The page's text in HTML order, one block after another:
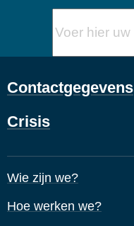
hier
in
Contactgegevens
Crisis
Wie zijn we?
Hoe werken we?